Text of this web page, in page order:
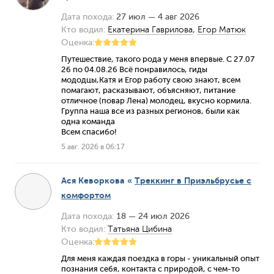
Дата похода: 27 июл — 4 авг 2026
Кто водил: Екатерина Гаврилова, Егор Матюк
Оценка:
Путешествие, такого рода у меня впервые. С 27.07
26 по 04.08.26 Всё понравилось, гиды
мододцы,Катя и Егор работу свою знают, всем
помагают, расказывают, объясняют, питание
отличное (повар Лена) молодец, вкусно кормила.
Группа наша все из разных регионов, были как
одна команда
Всем спасибо!
5 авг. 2026 в 06:17
Ася Кеворкова « Треккинг в Приэльбрусье с
комфортом
Дата похода: 18 — 24 июл 2026
Кто водил: Татьяна Цибина
Оценка:
Для меня каждая поездка в горы - уникальный опыт
познания себя, контакта с природой, с чем-то